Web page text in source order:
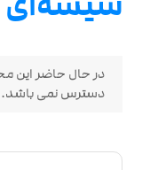
در حال حاضر این
دسترس نمی باشد.